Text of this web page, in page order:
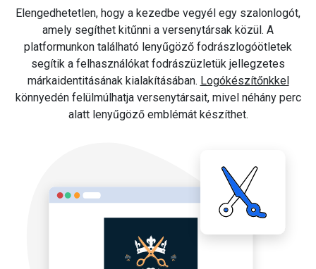
Elengedhetetlen, hogy a kezedbe vegyél egy szalonlogót,
amely segíthet kitűnni a versenytársak közül. A
platformunkon található lenyűgöző fodrászlogóötletek
segítik a felhasználókat fodrászüzletük jellegzetes
márkaidentitásának kialakításában. Logókészítőnkkel
könnyedén felülmúlhatja versenytársait, mivel néhány perc
alatt lenyűgöző emblémát készíthet.